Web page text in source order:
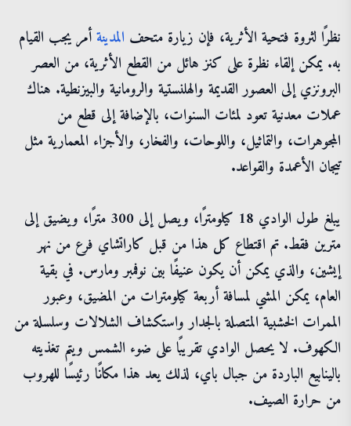
نظرًا لثروة فتحية الأثرية، فإن زيارة متحف المدينةأمر يجب القيام
به. يمكن إلقاء نظرة على كنز هائل من القطع الأثرية، من العصر
البرونزي إلى العصور القديمة والهلنستية والرومانية والبيزنطية. هناك
عملات معدنية تعود لمئات السنوات، بالإضافة إلى قطع من
المجوهرات، والتماثيل، واللوحات، والفخار، والأجزاء المعمارية مثل
تيجان الأعمدة والقواعد.
يبلغ طول الوادي 18 كيلومترًا، ويصل إلى 300 مترًا، ويضيق إلى
مترين فقط. تم اقتطاع كل هذا من قبل كاراتشاي فرع من نهر
إيشين، والذي يمكن أن يكون عنيفًا بين نوفمبر ومارس. في بقية
العام، يمكن المشي لمسافة أربعة كيلومترات من المضيق، وعبور
الممرات الخشبية المتصلة بالجدار واستكشاف الشلالات وسلسلة من
الكهوف. لا يحصل الوادي تقريبًا على ضوء الشمس ويتم تغذيته
بالينابيع الباردة من جبال باي، لذلك يعد هذا مكانًا رئيسًا للهروب
من حرارة الصيف.